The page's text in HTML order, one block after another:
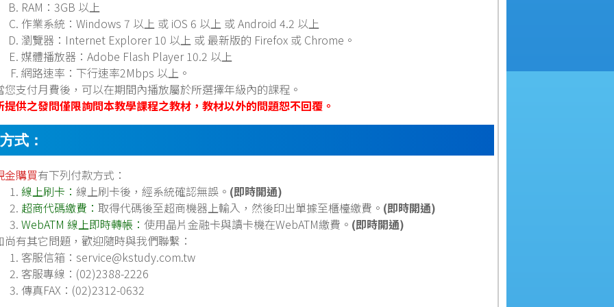
RAM：3GB 以上
作業系統：Windows 7 以上 或 iOS 6 以上 或 Android 4.2 以上
瀏覽器：Internet Explorer 10 以上 或 最新版的 Firefox 或 Chrome。
媒體播放器：Adobe Flash Player 10.2 以上
網路速率：下行速率2Mbps 以上。
您支付月費後，可以在期間內播放屬於所選擇年級內的課程。
提供之發問僅限詢問本教學課程之教材，教材以外的問題恕不回覆。
式：
金購買有下列付款方式：
線上刷卡：線上刷卡後，經系統確認無誤。 (即時開通)
超商代碼繳費：取得代碼後至超商機器上輸入，然後印出單據至櫃檯繳費。 (即時開通)
WebATM 線上即時轉帳：使用晶片金融卡與讀卡機在WebATM繳費。 (即時開通)
尚有其它問題，歡迎隨時與我們聯繫：
客服信箱：service@kstudy.com.tw
客服專線：(02)2388-2226
傳真FAX：(02)2312-0632